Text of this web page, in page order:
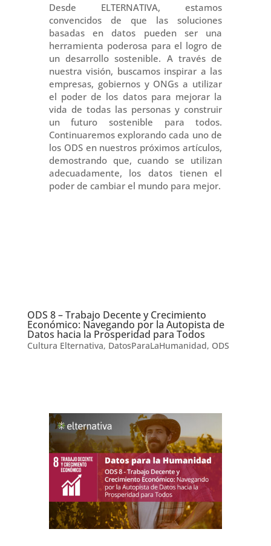
Desde ELTERNATIVA, estamos
convencidos de que las soluciones
basadas en datos pueden ser una
herramienta poderosa para el logro de
un desarrollo sostenible. A través de
nuestra visión, buscamos inspirar a las
empresas, gobiernos y ONGs a utilizar
el poder de los datos para mejorar la
vida de todas las personas y construir
un futuro sostenible para todos.
Continuaremos explorando cada uno de
los ODS en nuestros próximos artículos,
demostrando que, cuando se utilizan
adecuadamente, los datos tienen el
poder de cambiar el mundo para mejor.
ODS 8 – Trabajo Decente y Crecimiento
Económico: Navegando por la Autopista de
Datos hacia la Prosperidad para Todos
Cultura Elternativa, DatosParaLaHumanidad, ODS